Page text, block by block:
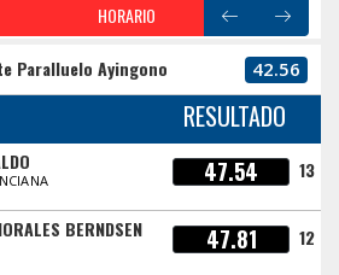
HORARIO
Paralluelo Ayingono 42.56
RESULTADO
47.54 13
BERNDSEN 47.81 12